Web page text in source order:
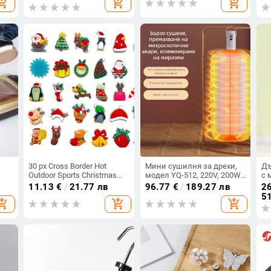
add_shopping_cart add_shopping_cart
30 px Cross Border Hot
Outdoor Sports Christmas
PVC Soft Cartoon Dupe
Shoes Fluorescent Shoes
Flower DIY Accessories
11.13 € /21.77 лв
add_shopping_cart
Мини сушилня за дрехи,
модел YQ-512, 220V, 200W,
300Hz
96.77 € / 189.27 лв
add_shopping_cart
с